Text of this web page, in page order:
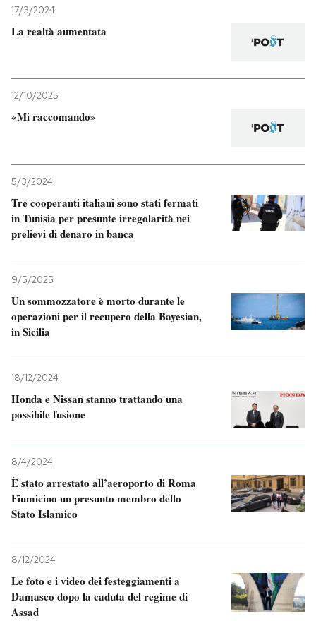
17/3/2024
La realtà aumentata
12/10/2025
«Mi raccomando»
5/3/2024
Tre cooperanti italiani sono stati fermati
in Tunisia per presunte irregolarità nei
prelievi di denaro in banca
9/5/2025
Un sommozzatore è morto durante le
operazioni per il recupero della Bayesian,
in Sicilia
18/12/2024
Honda e Nissan stanno trattando una
possibile fusione
8/4/2024
È stato arrestato all’aeroporto di Roma
Fiumicino un presunto membro dello
Stato Islamico
8/12/2024
Le foto e i video dei festeggiamenti a
Damasco dopo la caduta del regime di
Assad